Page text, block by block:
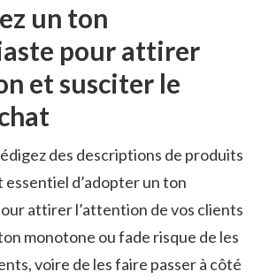
un​ ton⁢
pour⁤ attirer
et susciter ‌le
des ​descriptions de produits
essentiel d’adopter un ton
attirer l’attention de vos clients
monotone ou ⁢fade risque de les
voire de les​ faire⁤ passer à côté